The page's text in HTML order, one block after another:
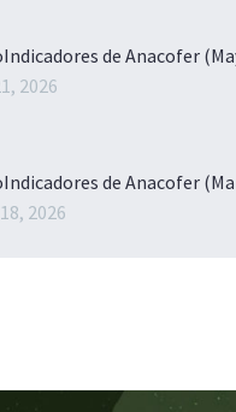
de Anacofer
2026
de Anacofer
2026